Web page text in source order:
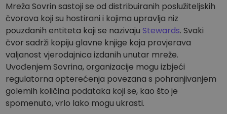
Mreža Sovrin sastoji se od distribuiranih poslužiteljskih
čvorova koji su hostirani i kojima upravlja niz
pouzdanih entiteta koji se nazivaju Stewards. Svaki
čvor sadrži kopiju glavne knjige koja provjerava
valjanost vjerodajnica izdanih unutar mreže.
Uvođenjem Sovrina, organizacije mogu izbjeći
regulatorna opterećenja povezana s pohranjivanjem
golemih količina podataka koji se, kao što je
spomenuto, vrlo lako mogu ukrasti.